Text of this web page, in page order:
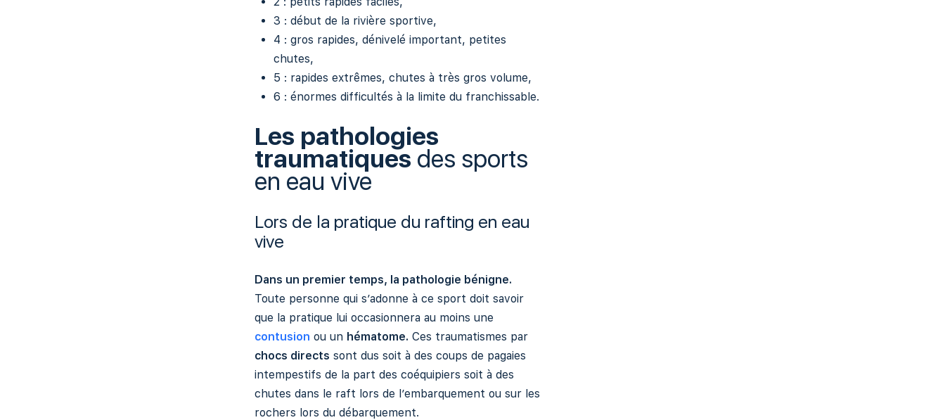
3 : début de la rivière sportive,
4 : gros rapides, dénivelé important, petites
chutes,
5 : rapides extrêmes, chutes à très gros volume,
6 : énormes difficultés à la limite du franchissable.
Les pathologies
traumatiques des sports
en eau vive
Lors de la pratique du rafting en eau
vive
Dans un premier temps, la pathologie bénigne.
Toute personne qui s’adonne à ce sport doit savoir
que la pratique lui occasionnera au moins une
contusion ou un hématome. Ces traumatismes par
chocs directs sont dus soit à des coups de pagaies
intempestifs de la part des coéquipiers soit à des
chutes dans le raft lors de l’embarquement ou sur les
rochers lors du débarquement.